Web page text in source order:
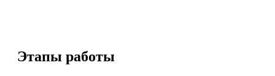
Этапы работы